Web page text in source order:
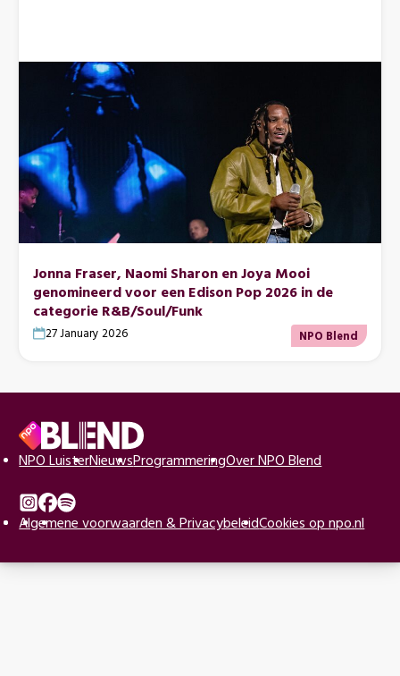
Jonna Fraser, Naomi Sharon en Joya Mooi
genomineerd voor een Edison Pop 2026 in de
categorie R&B/Soul/Funk
27 January 2026 NPO Blend
Voettekst
Naar
beginpagina
van
Blend
NPO LuisterNieuwsProgrammeringOver NPO Blend
Instagram
Facebook
Spotify
Algemene voorwaarden & PrivacybeleidCookies op npo.nl